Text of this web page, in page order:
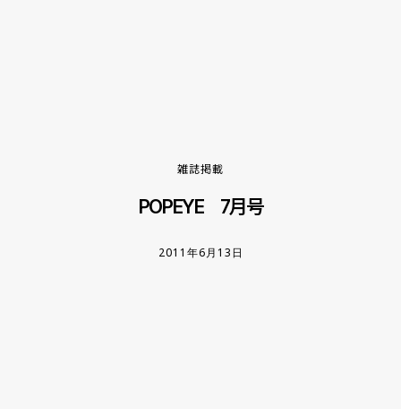
雑誌掲載
POPEYE 7月号
2011年6月13日